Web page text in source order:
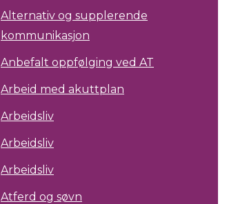
Alternativ og supplerende
kommunikasjon
Anbefalt oppfølging ved AT
Arbeid med akuttplan
Arbeidsliv
Arbeidsliv
Arbeidsliv
Atferd og søvn